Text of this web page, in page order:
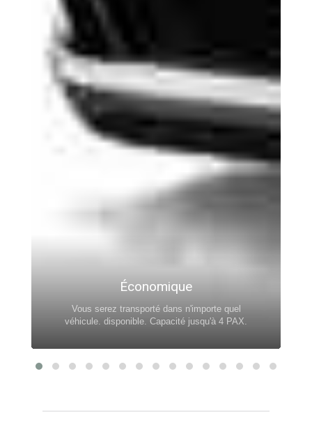
Économique
Vous serez transporté dans n'importe quel
véhicule. disponible. Capacité jusqu'à 4 PAX.